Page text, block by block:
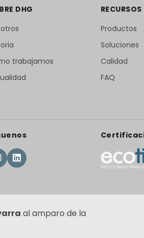
DHG
trabajamos
RECURSOS
Productos
Soluciones
Calidad
FAQ
al amparo de la